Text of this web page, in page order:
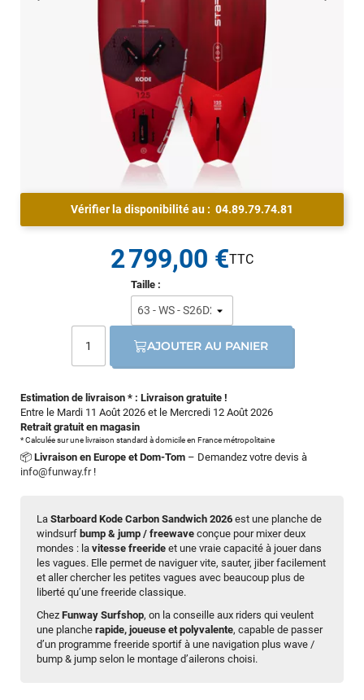
La Starboard Kode Carbon Sandwich 2026 est une planche de
windsurf bump & jump / freewave conçue pour mixer deux
mondes : la vitesse freeride et une vraie capacité à jouer dans
les vagues. Elle permet de naviguer vite, sauter, jiber facilement
et aller chercher les petites vagues avec beaucoup plus de
liberté qu’une freeride classique.
Chez Funway Surfshop, on la conseille aux riders qui veulent
une planche rapide, joueuse et polyvalente, capable de passer
d’un programme freeride sportif à une navigation plus wave /
bump & jump selon le montage d’ailerons choisi.
Vérifier la disponibilité au : 04.89.79.74.81
Estimation de livraison * : Livraison gratuite !
Entre le Mardi 11 Août 2026 et le Mercredi 12 Août 2026
Retrait gratuit en magasin
* Calculée sur une livraison standard à domicile en France métropolitaine
📦 Livraison en Europe et Dom-Tom – Demandez votre devis à
info@funway.fr!
Taille :
2 799,00 €
AJOUTER AU PANIER